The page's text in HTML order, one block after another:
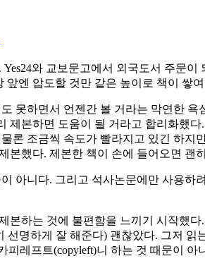
와 교보문고에서 외국도서 주문
엔 압도할 것만 같은 높이로 책이 쌓
못하면서 언젠간 볼 거라는 막연한
제본하면 도움이 될 거라고 합리화했
론 조금씩 속도가 빨라지고 있긴 하
본했다. 제본한 책이 손에 들어오면
아니다. 그리고 석사논문에만 사용
본하는 것에 불편함을 느끼기 시작했
명하게 잘 해준다) 괜찮았다. 그저
피레프트(copyleft)니 하는 것 때문이